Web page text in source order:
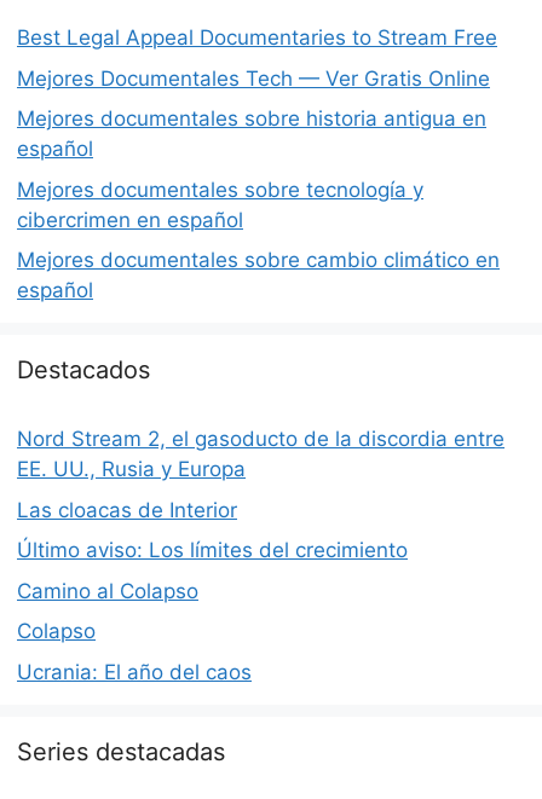
Best Legal Appeal Documentaries to Stream Free
Mejores Documentales Tech — Ver Gratis Online
Mejores documentales sobre historia antigua en
español
Mejores documentales sobre tecnología y
cibercrimen en español
Mejores documentales sobre cambio climático en
español
Destacados
Nord Stream 2, el gasoducto de la discordia entre
EE. UU., Rusia y Europa
Las cloacas de Interior
Último aviso: Los límites del crecimiento
Camino al Colapso
Colapso
Ucrania: El año del caos
Series destacadas